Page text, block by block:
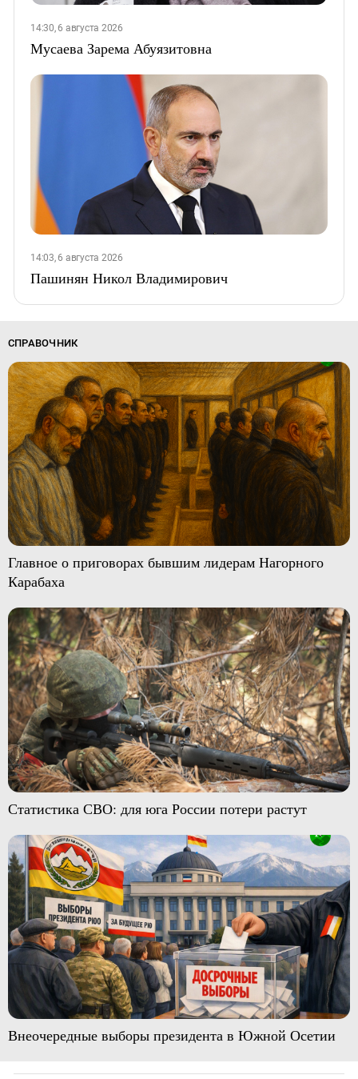
14:30, 6 августа 2026
Мусаева Зарема Абуязитовна
14:03, 6 августа 2026
Пашинян Никол Владимирович
СПРАВОЧНИК
Главное о приговорах бывшим лидерам Нагорного
Карабаха
Статистика СВО: для юга России потери растут
Внеочередные выборы президента в Южной Осетии